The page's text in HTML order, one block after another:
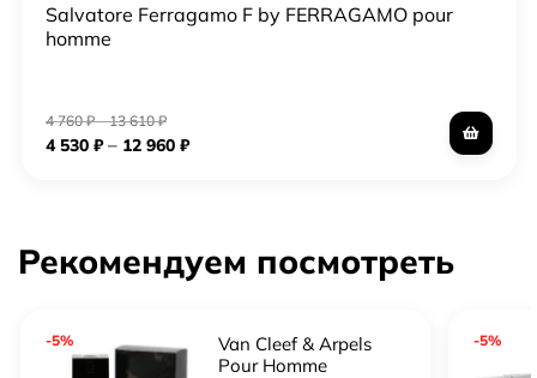
Salvatore Ferragamo F by FERRAGAMO pour
homme
4 760₽–13 610₽
4 530 ₽– 12 960 ₽
Рекомендуем посмотреть
-5%
Van Cleef & Arpels
Pour Homme
-5%